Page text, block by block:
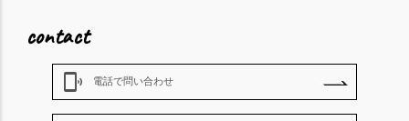
contact
phonelink_ring 電話で問い合わせ